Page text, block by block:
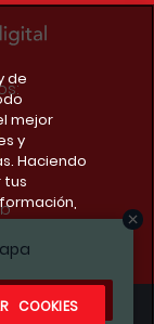
de
mejor
y
Haciendo
tus
COOKIES